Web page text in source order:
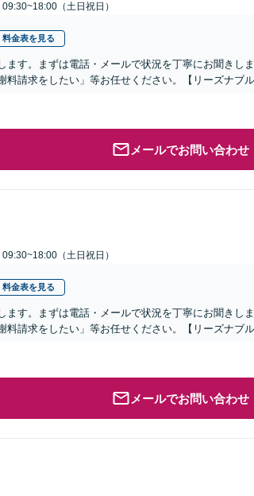
（土日祝日）
料金表を見る
ます。まずは電話・メールで状況を丁寧にお聞きし
請求をしたい」等お任せください。【リーズナブル
メールでお問い合わせ
（土日祝日）
料金表を見る
ます。まずは電話・メールで状況を丁寧にお聞きし
請求をしたい」等お任せください。【リーズナブル
メールでお問い合わせ